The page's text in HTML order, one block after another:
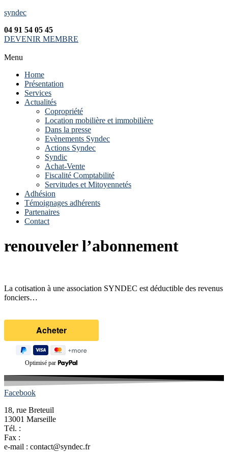
syndec
04 91 54 05 45
DEVENIR MEMBRE
Menu
Home
Présentation
Services
Actualités
Copropriété
Location mobilière et immobilière
Dans la presse
Evènements Syndec
Actions Syndec
Syndic
Achat-Vente
Fiscalité Comptabilité
Servitudes et Mitoyennetés
Adhésion
Témoignages adhérents
Partenaires
Contact
renouveler l’abonnement
La cotisation à une association SYNDEC est déductible des revenus
fonciers…
Optimisé par
Facebook
18, rue Breteuil
13001 Marseille
Tél. :
Fax :
e-mail : contact@syndec.fr